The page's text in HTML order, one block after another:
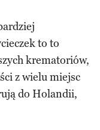
to to
krematoriów,
z wielu miejsc
do Holandii,